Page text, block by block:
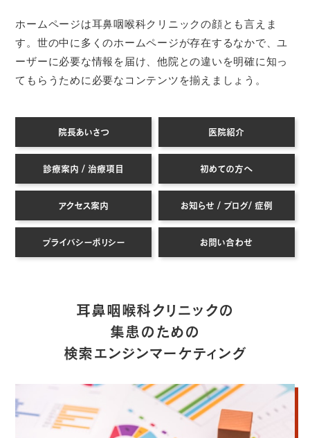
ホームページは耳鼻咽喉科クリニックの顔とも言えま
す。世の中に多くのホームページが存在するなかで、ユ
ーザーに必要な情報を届け、他院との違いを明確に知っ
てもらうために必要なコンテンツを揃えましょう。
院長あいさつ 医院紹介
診療案内 / 治療項目 初めての方へ
アクセス案内 お知らせ / ブログ/ 症例
プライバシーポリシー お問い合わせ
耳鼻咽喉科クリニックの
集患のための
検索エンジンマーケティング